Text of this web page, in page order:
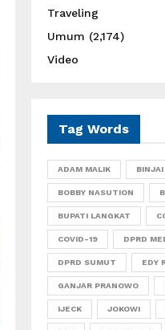
Traveling
Umum (2,174)
Video
Tag Words
ADAM MALIK BINJAI
BOBBY NASUTION
BUPATI LANGKAT
COVID-19 DPRD
DPRD SUMUT EDY
GANJAR PRANOWO
IJECK JOKOWI